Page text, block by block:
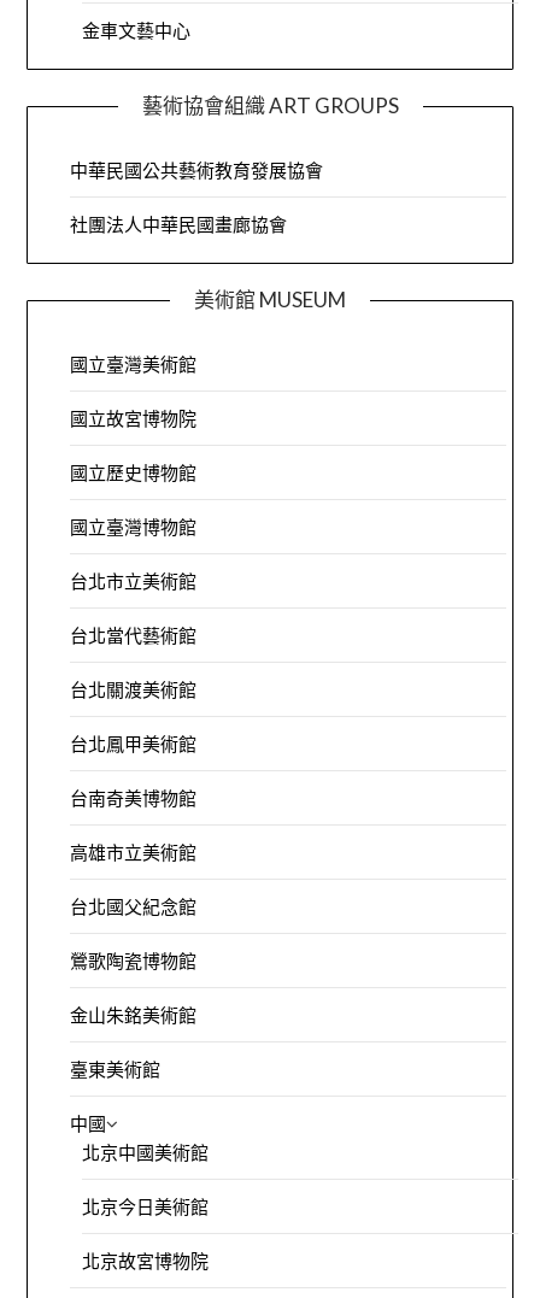
金車文藝中心
藝術協會組織 ART GROUPS
中華民國公共藝術教育發展協會
社團法人中華民國畫廊協會
美術館 MUSEUM
國立臺灣美術館
國立故宮博物院
國立歷史博物館
國立臺灣博物館
台北市立美術館
台北當代藝術館
台北關渡美術館
台北鳳甲美術館
台南奇美博物館
高雄市立美術館
台北國父紀念館
鶯歌陶瓷博物館
金山朱銘美術館
臺東美術館
中國
北京中國美術館
北京今日美術館
北京故宮博物院